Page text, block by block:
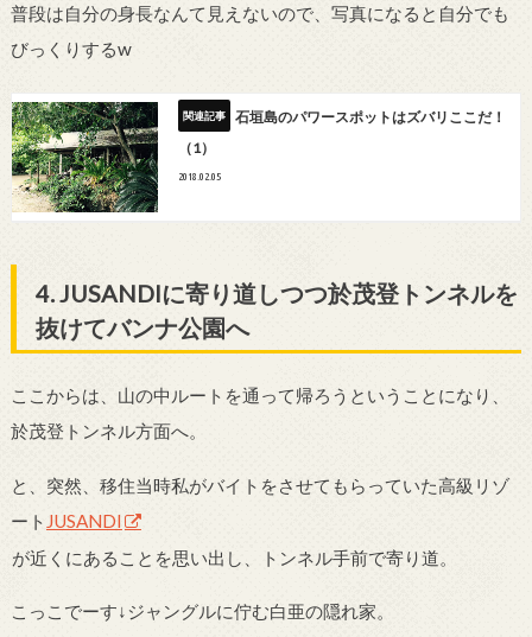
普段は自分の身長なんて見えないので、写真になると自分でも
びっくりするw
石垣島のパワースポットはズバリここだ！
（1）
2018.02.05
4. JUSANDIに寄り道しつつ於茂登トンネルを
抜けてバンナ公園へ
ここからは、山の中ルートを通って帰ろうということになり、
於茂登トンネル方面へ。
と、突然、移住当時私がバイトをさせてもらっていた高級リゾ
ート JUSANDI
が近くにあることを思い出し、トンネル手前で寄り道。
こっこでーす↓ジャングルに佇む白亜の隠れ家。